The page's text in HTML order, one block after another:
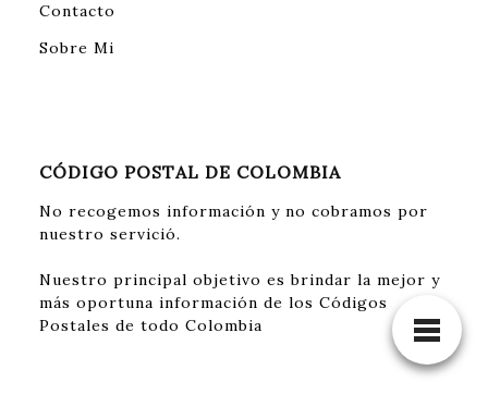
Contacto
Sobre Mi
CÓDIGO POSTAL DE COLOMBIA
No recogemos información y no cobramos por
nuestro servició.
Nuestro principal objetivo es brindar la mejor y
más oportuna información de los Códigos
Postales de todo Colombia